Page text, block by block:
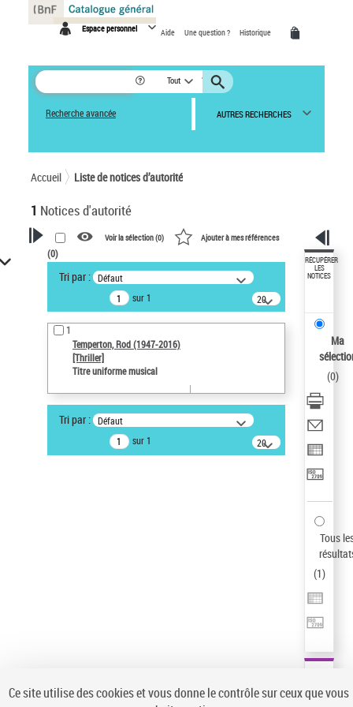
Espace personnel Aide Une question ? Historique
Tout
Recherche avancée AUTRES RECHERCHES
Accueil Liste de notices d’autorité
1 Notices d'autorité
VOTRE RECHERCHE
Recherche avancée dans les
notices d’autorité
Œuvres liées à l'auteur :
Temperton, Rod (1947-2016)
Sauvegarder votre recherche
AFFINER
Type de notice d'autorité
Voir la sélection (0) Ajouter à mes références
(0)
Tri par : Défaut
sur 1
20
résultats/page
1
Temperton, Rod (1947-2016)
[Thriller]
Titre uniforme musical
Tri par : Défaut
sur 1
20
résultats/page
RÉCUPÉRER
LES
NOTICES
Ma
(0)
Tous
(1)
Panneau de gestion des cookies
Ce site utilise des cookies et vous donne le contrôle sur ceux que vous